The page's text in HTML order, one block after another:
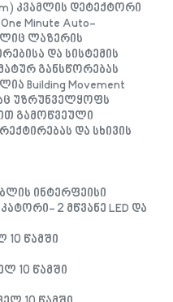
კვამლის დეტექტორი
Minute Auto-
ლაზერის
და სისტემის
განსწორებას
Building Movement
უზრუნველყოფს
გამოწვეული
და სხივის
ინტერფეისი
2 მწვანე LED და
10 წამში
10 წამში